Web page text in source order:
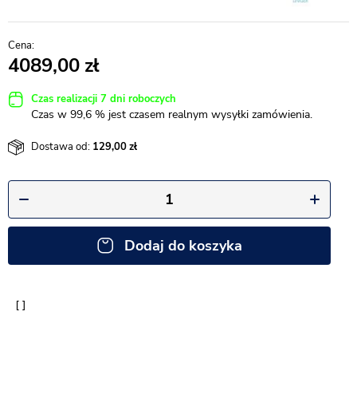
4089,00
Czas realizacji 7 dni roboczych
Czas w 99,6 % jest czasem realnym wysyłki zamówienia.
Dostawa od: 129,00
Dodaj do koszyka